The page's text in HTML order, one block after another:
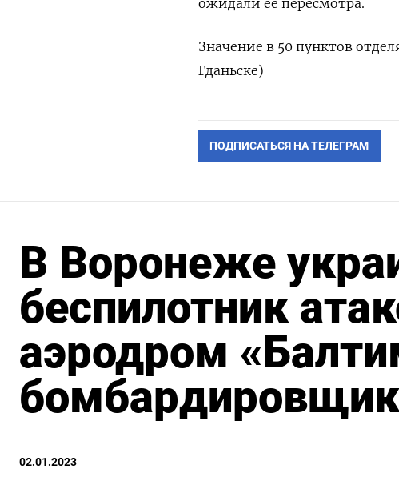
Значение в 50 пунктов
Гданьске)
ПОДПИСАТЬСЯ НА ТЕЛЕГРАМ
В Воронеже
беспилотник
аэродром
02.01.2023